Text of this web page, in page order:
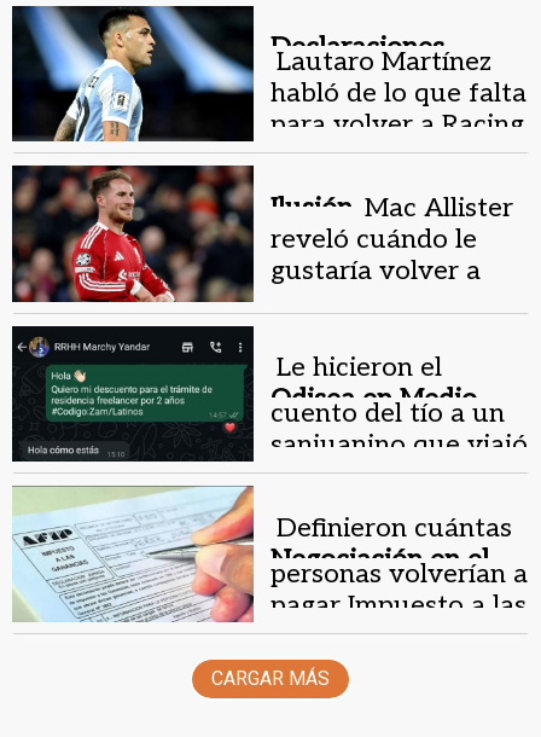
Declaraciones.
Lautaro Martínez
habló de lo que falta
para volver a Racing
Ilusión. Mac Allister
reveló cuándo le
gustaría volver a
Odisea en Medio
Oriente.
Le hicieron el
cuento del tío a un
sanjuanino que viajó
a Dubai y ahora pide
Negociación en el
Senado .
Definieron cuántas
personas volverían a
pagar Impuesto a las
Ganancias
CARGAR MÁS